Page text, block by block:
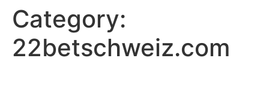
Category:
22betschweiz.com